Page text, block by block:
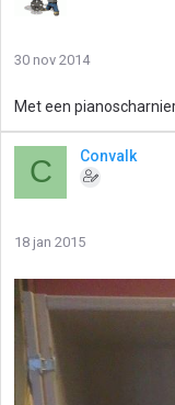
30 nov 2014
Met een
C Convalk
18 jan 2015